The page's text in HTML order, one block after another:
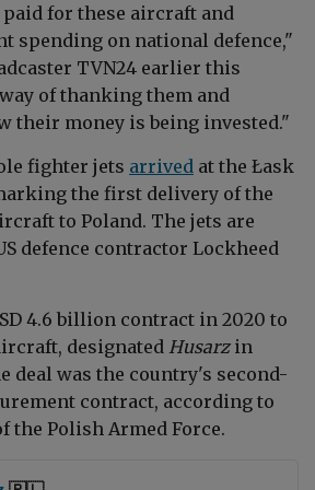
for these aircraft and
spending on national defence,"
TVN24 earlier this
of thanking them and
their money is being invested."
fighter jets arrived at the Łask
the first delivery of the
to Poland. The jets are
defence contractor Lockheed
4.6 billion contract in 2020 to
designated Husarzin
deal was the country's second-
contract, according to
the Polish Armed Force.